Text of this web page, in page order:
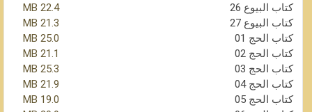
كتاب البيوع 26
22.4 MB
كتاب البيوع 27
21.3 MB
كتاب الحج 01
25.0 MB
كتاب الحج 02
21.1 MB
كتاب الحج 03
25.3 MB
كتاب الحج 04
21.9 MB
كتاب الحج 05
19.0 MB